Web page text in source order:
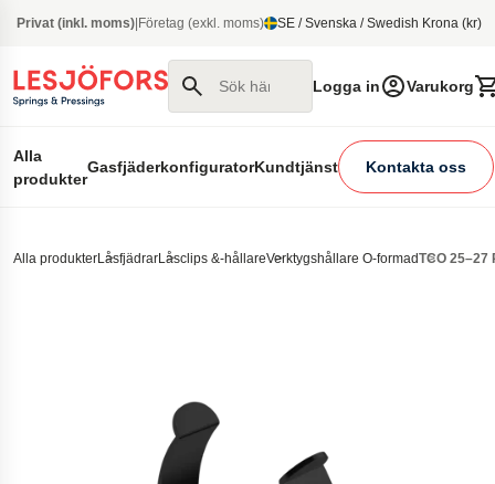
Privat (inkl. moms) Företag (exkl. moms) SE / Svenska / Swedish Krona (kr)
Sök här
Logga in Varukorg
Alla
produkter
GasfjäderkonfiguratorKundtjänst Kontakta oss
Alla produkterLåsfjädrarLåsclips &-hållareVerktygshållare O-formadTCO 25–27